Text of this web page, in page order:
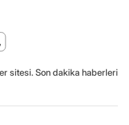
sitesi. Son dakika haberleri